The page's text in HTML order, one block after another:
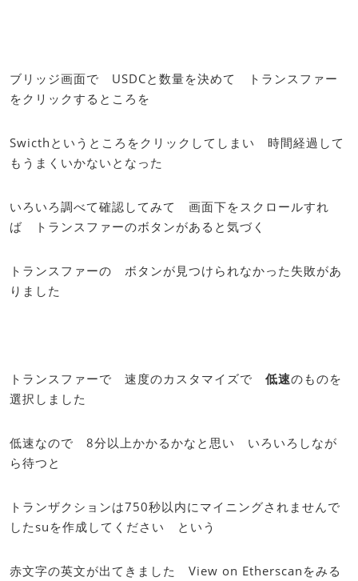
ブリッジ画面で USDCと数量を決めて トランスファー
をクリックするところを
Swicthというところをクリックしてしまい 時間経過して
もうまくいかないとなった
いろいろ調べて確認してみて 画面下をスクロールすれ
ば トランスファーのボタンがあると気づく
トランスファーの ボタンが見つけられなかった失敗があ
りました
トランスファーで 速度のカスタマイズで 低速のものを
選択しました
低速なので 8分以上かかるかなと思い いろいろしなが
ら待つと
トランザクションは750秒以内にマイニングされませんで
したsuを作成してください という
赤文字の英文が出てきました View on Etherscanをみる